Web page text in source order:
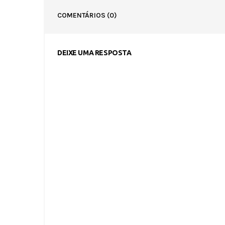
COMENTÁRIOS (0)
DEIXE UMA RESPOSTA